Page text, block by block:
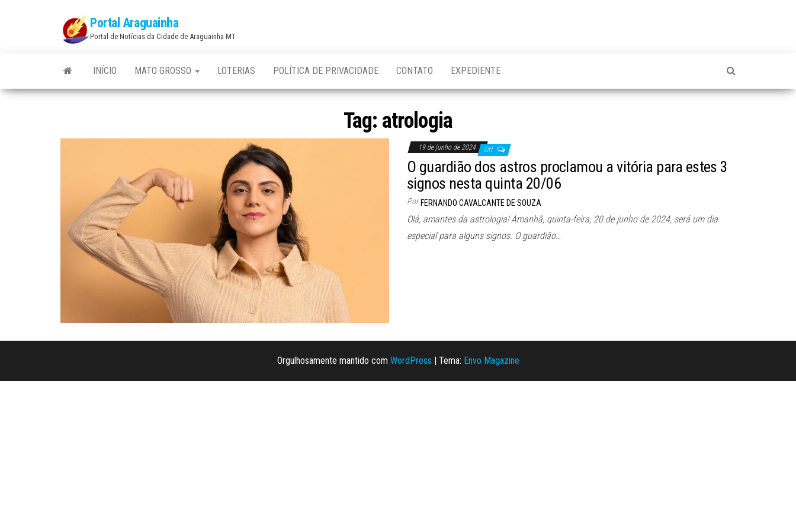
Portal Araguainha
Portal de Notícias da Cidade de Araguainha MT
INÍCIO MATO GROSSO LOTERIAS POLÍTICA DE PRIVACIDADE CONTATO EXPEDIENTE
Tag: atrologia
19 de junho de 2024 Off
O guardião dos astros proclamou a vitória para estes 3
signos nesta quinta 20/06
Por FERNANDO CAVALCANTE DE SOUZA
Olá, amantes da astrologia! Amanhã, quinta-feira, 20 de junho de 2024, será um dia
especial para alguns signos. O guardião…
Orgulhosamente mantido com WordPress Tema: Envo Magazine